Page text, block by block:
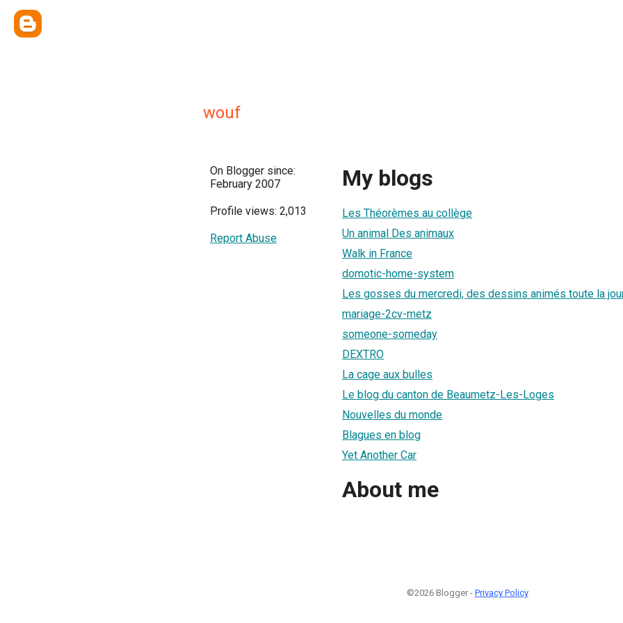
wouf
On Blogger since:
February 2007
Profile views: 2,013
Report Abuse
My blogs
Les Théorèmes au collège
Un animal Des animaux
Walk in France
domotic-home-system
Les gosses du mercredi, des dessins animés toute la
mariage-2cv-metz
someone-someday
DEXTRO
La cage aux bulles
Le blog du canton de Beaumetz-Les-Loges
Nouvelles du monde
Blagues en blog
Yet Another Car
About me
©2026 Blogger - Privacy Policy